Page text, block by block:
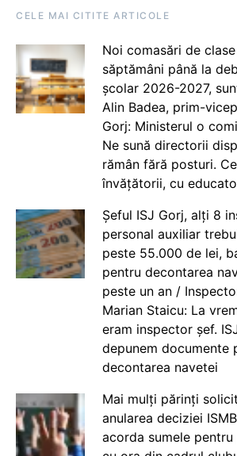
CELE MAI CITITE ARTICOLE
Noi comasări de
săptămâni până la
școlar 2026-2027,
Alin Badea, prim-
Gorj: Ministerul o
Ne sună directorii
rămân fără posturi.
învățătorii, cu
Șeful ISJ Gorj, alți 8
personal auxiliar
peste 55.000 de lei,
pentru decontarea
peste un an /
Marian Staicu: La
eram inspector șef.
depunem documente
decontarea navetei
Mai mulți părinți
anularea deciziei
acorda sumele